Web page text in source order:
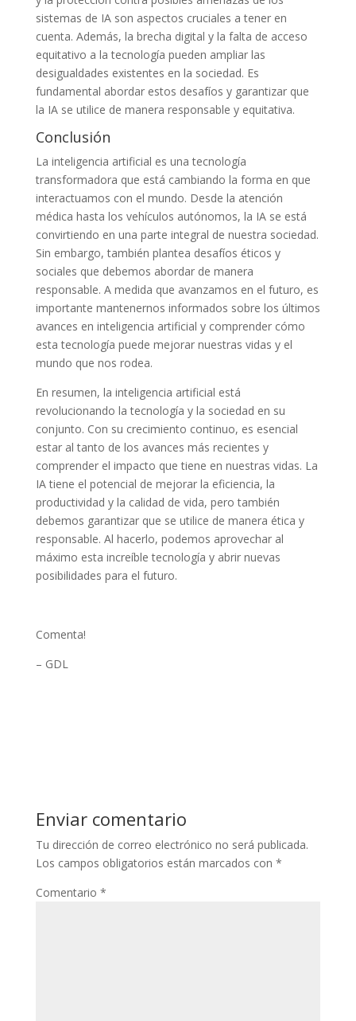
sistemas de IA son aspectos cruciales a tener en
cuenta. Además, la brecha digital y la falta de acceso
equitativo a la tecnología pueden ampliar las
desigualdades existentes en la sociedad. Es
fundamental abordar estos desafíos y garantizar que
la IA se utilice de manera responsable y equitativa.
Conclusión
La inteligencia artificial es una tecnología
transformadora que está cambiando la forma en que
interactuamos con el mundo. Desde la atención
médica hasta los vehículos autónomos, la IA se está
convirtiendo en una parte integral de nuestra sociedad.
Sin embargo, también plantea desafíos éticos y
sociales que debemos abordar de manera
responsable. A medida que avanzamos en el futuro, es
importante mantenernos informados sobre los últimos
avances en inteligencia artificial y comprender cómo
esta tecnología puede mejorar nuestras vidas y el
mundo que nos rodea.
En resumen, la inteligencia artificial está
revolucionando la tecnología y la sociedad en su
conjunto. Con su crecimiento continuo, es esencial
estar al tanto de los avances más recientes y
comprender el impacto que tiene en nuestras vidas. La
IA tiene el potencial de mejorar la eficiencia, la
productividad y la calidad de vida, pero también
debemos garantizar que se utilice de manera ética y
responsable. Al hacerlo, podemos aprovechar al
máximo esta increíble tecnología y abrir nuevas
posibilidades para el futuro.
Comenta!
– GDL
Enviar comentario
Tu dirección de correo electrónico no será publicada.
Los campos obligatorios están marcados con *
Comentario *